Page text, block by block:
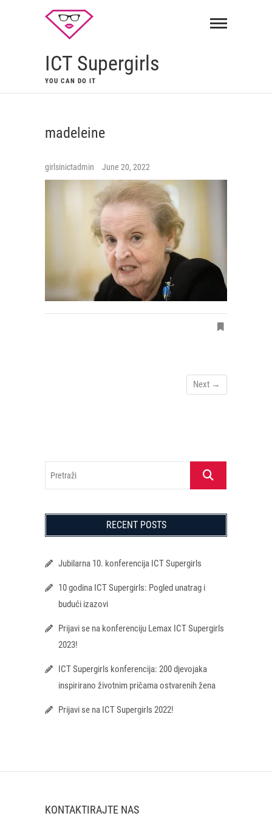
ICT Supergirls
YOU CAN DO IT
madeleine
girlsinictadmin June 20, 2022
Next →
Pretraži
RECENT POSTS
Jubilarna 10. konferencija ICT Supergirls
10 godina ICT Supergirls: Pogled unatrag i
budući izazovi
Prijavi se na konferenciju Lemax ICT Supergirls
2023!
ICT Supergirls konferencija: 200 djevojaka
inspirirano životnim pričama ostvarenih žena
Prijavi se na ICT Supergirls 2022!
KONTAKTIRAJTE NAS